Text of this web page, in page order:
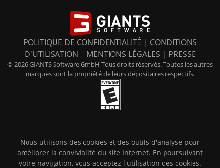
POLITIQUE DE CONFIDENTIALITÉ | CONDITIONS
D'UTILISATION | MENTIONS LÉGALES | PRESSE
© 2026 GIANTS Software GmbH Tous droits réservés. Toutes les autres
marques sont la propriété de leurs dépositaires respectifs.
Nous utilisons des cookies et des outils d'analyse pour
améliorer la convivialité du site Internet. En poursuivant
votre navigation, vous acceptez l'utilisation des cookies.